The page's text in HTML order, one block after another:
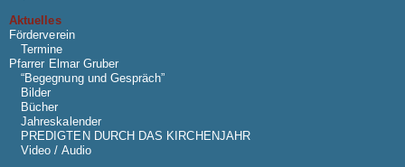
Aktuelles
Förderverein
Termine
Pfarrer Elmar Gruber
“Begegnung und Gespräch”
Bilder
Bücher
Jahreskalender
PREDIGTEN DURCH DAS KIRCHENJAHR
Video / Audio